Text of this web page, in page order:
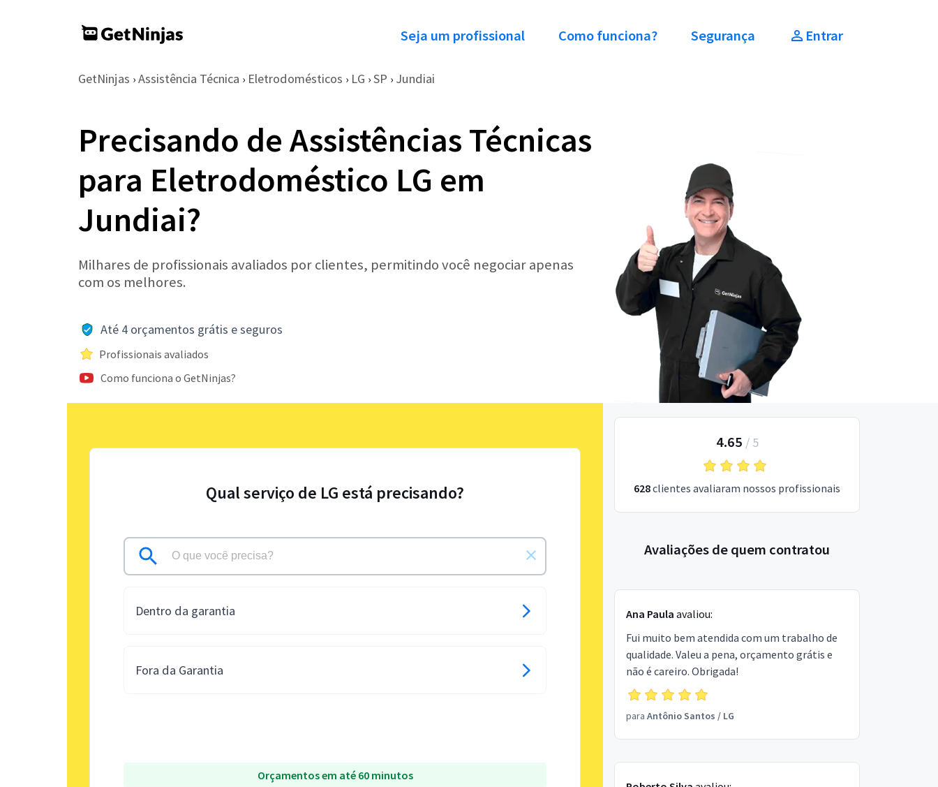
Seja um profissional Como funciona? Segurança Entrar
GetNinjas › Assistência Técnica › Eletrodomésticos › LG › SP › Jundiai
Precisando de Assistências Técnicas
para Eletrodoméstico LG em
Jundiai?
Milhares de profissionais avaliados por clientes, permitindo você negociar apenas
com os melhores.
Até 4 orçamentos grátis e seguros
Profissionais avaliados
Como funciona o GetNinjas?
Qual serviço de LG está precisando?
Dentro da garantia
Fora da Garantia
Orçamentos em até 60 minutos
4.65 / 5
628clientes avaliaram nossos profissionais
Avaliações de quem contratou
Ana Paula avaliou:
Fui muito bem atendida com um trabalho de
qualidade. Valeu a pena, orçamento grátis e
não é careiro. Obrigada!
para Antônio Santos / LG